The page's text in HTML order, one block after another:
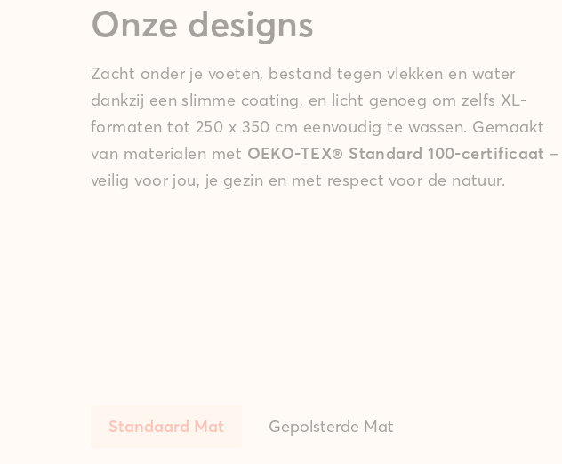
Onze designs
Zacht onder je voeten, bestand tegen vlekken en water
dankzij een slimme coating, en licht genoeg om zelfs XL-
formaten tot 250 x 350 cm eenvoudig te wassen. Gemaakt
van materialen met OEKO-TEX® Standard 100-certificaat –
veilig voor jou, je gezin en met respect voor de natuur.
Standaard Mat Gepolsterde Mat